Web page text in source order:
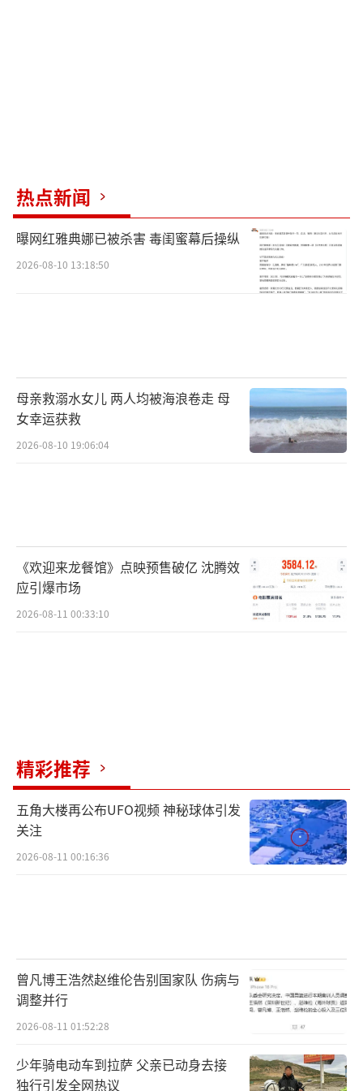
热点新闻
曝网红雅典娜已被杀害 毒闺蜜幕后操纵
2026-08-10 13:18:50
母亲救溺水女儿 两人均被海浪卷走 母
女幸运获救
2026-08-10 19:06:04
《欢迎来龙餐馆》点映预售破亿 沈腾效
应引爆市场
2026-08-11 00:33:10
精彩推荐
五角大楼再公布UFO视频 神秘球体引发
关注
2026-08-11 00:16:36
曾凡博王浩然赵维伦告别国家队 伤病与
调整并行
2026-08-11 01:52:28
少年骑电动车到拉萨 父亲已动身去接
独行引发全网热议